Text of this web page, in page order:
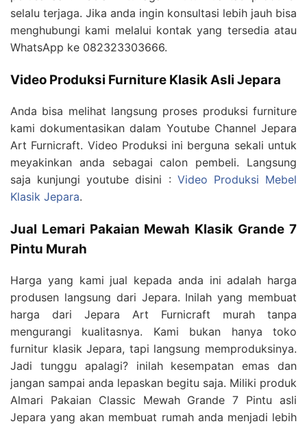
selalu terjaga. Jika anda ingin konsultasi lebih jauh bisa
menghubungi kami melalui kontak yang tersedia atau
WhatsApp ke 082323303666.
Video Produksi Furniture Klasik Asli Jepara
Anda bisa melihat langsung proses produksi furniture
kami dokumentasikan dalam Youtube Channel Jepara
Art Furnicraft. Video Produksi ini berguna sekali untuk
meyakinkan anda sebagai calon pembeli. Langsung
saja kunjungi youtube disini : Video Produksi Mebel
Klasik Jepara.
Jual Lemari Pakaian Mewah Klasik Grande 7
Pintu Murah
Harga yang kami jual kepada anda ini adalah harga
produsen langsung dari Jepara. Inilah yang membuat
harga dari Jepara Art Furnicraft murah tanpa
mengurangi kualitasnya. Kami bukan hanya toko
furnitur klasik Jepara, tapi langsung memproduksinya.
Jadi tunggu apalagi? inilah kesempatan emas dan
jangan sampai anda lepaskan begitu saja. Miliki produk
Almari Pakaian Classic Mewah Grande 7 Pintu asli
Jepara yang akan membuat rumah anda menjadi lebih